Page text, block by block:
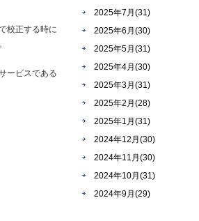
2025年7月(31)
2025年6月(30)
2025年5月(31)
2025年4月(30)
2025年3月(31)
2025年2月(28)
2025年1月(31)
2024年12月(30)
2024年11月(30)
2024年10月(31)
2024年9月(29)
校正する時に
ービスである